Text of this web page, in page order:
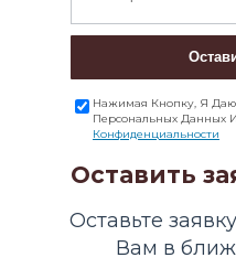
Нажимая Кнопку, Я Даю
Персональных Данных
Конфиденциальности
Оставить
Оставьте
Вам в